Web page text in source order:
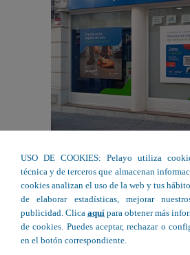
USO DE COOKIES: Pelayo utiliza
técnica y de terceros que almacenan
cookies analizan el uso de la web y tus
de elaborar estadísticas, mejorar
publicidad. Clica aquí para obtener más
de cookies. Puedes aceptar, rechazar o
en el botón correspondiente.